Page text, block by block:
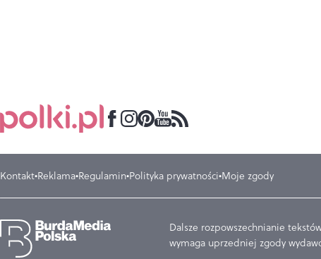
Kontakt Reklama Regulamin Polityka prywatności Moje zgody
Dalsze rozpowszechnianie
wymaga uprzedniej zgody